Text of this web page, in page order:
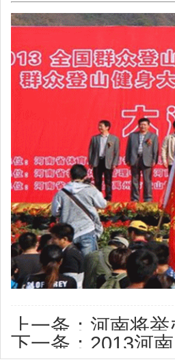
上一条： 河南将举
叶节
下一条： 2013河